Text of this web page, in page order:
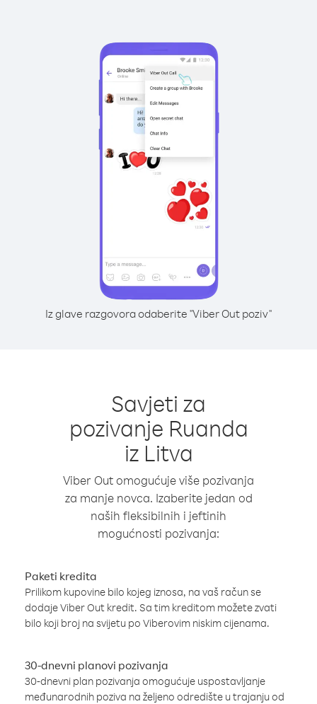
Iz glave razgovora odaberite "Viber Out poziv"
Savjeti za
pozivanje Ruanda
iz Litva
Viber Out omogućuje više pozivanja
za manje novca. Izaberite jedan od
naših fleksibilnih i jeftinih
mogućnosti pozivanja:
Paketi kredita
Prilikom kupovine bilo kojeg iznosa, na vaš račun se
dodaje Viber Out kredit. Sa tim kreditom možete zvati
bilo koji broj na svijetu po Viberovim niskim cijenama.
30-dnevni planovi pozivanja
30-dnevni plan pozivanja omogućuje uspostavljanje
međunarodnih poziva na željeno odredište u trajanju od